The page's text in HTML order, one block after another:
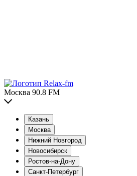
Москва 90.8 FM
Казань
Москва
Нижний Новгород
Новосибирск
Ростов-на-Дону
Санкт-Петербург